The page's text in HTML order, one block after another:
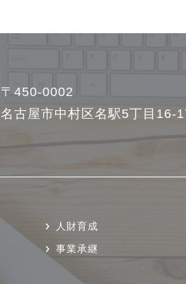
〒450-0002
名古屋市中村区名駅5丁目
人財育成
事業承継